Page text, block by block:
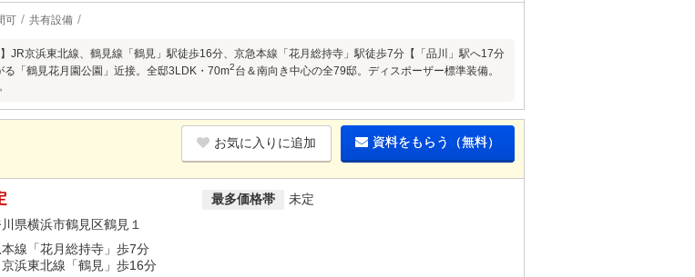
可 共有設備
JR京浜東北線、鶴見線「鶴見」駅徒歩16分、京急本線「花月総持寺」駅徒歩7分【「品川」駅へ17分
「鶴見花月園公園」近接。全邸3LDK・70m2台＆南向き中心の全79邸。ディスポーザー標準装備。
お気に入りに追加 資料をもらう（無料）
最多価格帯
未定
県横浜市鶴見区鶴見１
線「花月総持寺」歩7分
京浜東北線「鶴見」歩16分